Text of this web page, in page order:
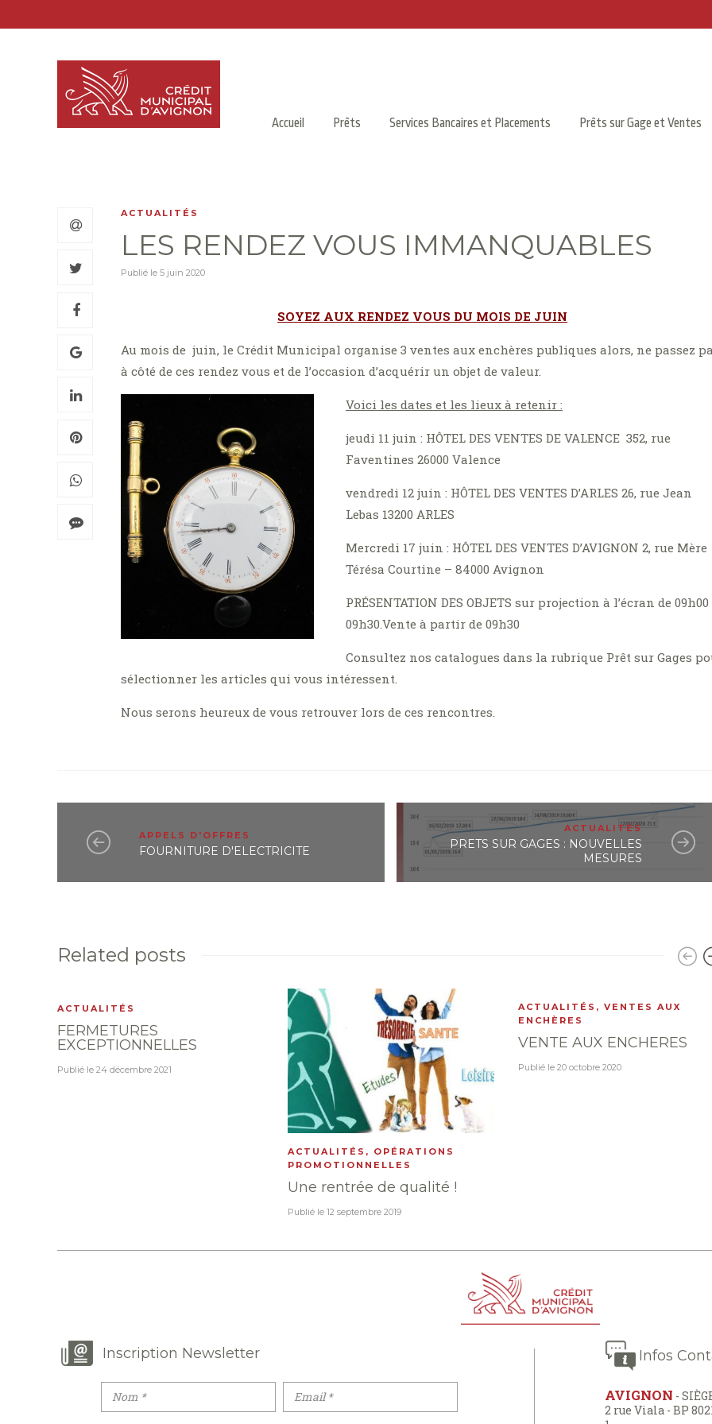
Accueil Prêts Services Bancaires et Placements Prêts sur Gage et Ventes
ACTUALITÉS
LES RENDEZ VOUS IMMANQUABLES
Publié le 5 juin 2020
SOYEZ AUX RENDEZ VOUS DU MOIS DE JUIN
Au mois de juin, le Crédit Municipal organise 3 ventes aux enchères publiques alors, ne passez
à côté de ces rendez vous et de l’occasion d’acquérir un objet de valeur.
Voici les dates et les lieux à retenir :
jeudi 11 juin : HÔTEL DES VENTES DE VALENCE 352, rue
Faventines 26000 Valence
vendredi 12 juin : HÔTEL DES VENTES D’ARLES 26, rue Jean
Lebas 13200 ARLES
Mercredi 17 juin : HÔTEL DES VENTES D’AVIGNON 2, rue Mère
Térésa Courtine – 84000 Avignon
PRÉSENTATION DES OBJETS sur projection à l’écran de 09h00
09h30.Vente à partir de 09h30
Consultez nos catalogues dans la rubrique Prêt sur Gages
sélectionner les articles qui vous intéressent.
Nous serons heureux de vous retrouver lors de ces rencontres.
APPELS D'OFFRES
FOURNITURE D'ELECTRICITE
ACTUALITÉS
PRETS SUR GAGES : NOUVELLES
MESURES
Related posts
ACTUALITÉS
FERMETURES
EXCEPTIONNELLES
Publié le 24 décembre 2021
ACTUALITÉS , OPÉRATIONS
PROMOTIONNELLES
Une rentrée de qualité !
Publié le 12 septembre 2019
ACTUALITÉS , VENTES AUX
ENCHÈRES
VENTE AUX ENCHERES
Publié le 20 octobre 2020
Inscription Newsletter Infos
AVIGNON -
2 rue Viala - BP